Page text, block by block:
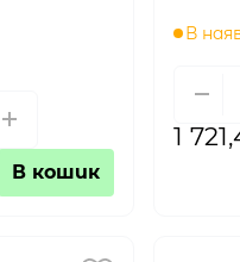
В кошик
В
1